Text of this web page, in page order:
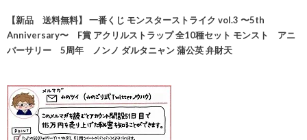
【新品 送料無料】 一番くじ モンスターストライク vol.3 〜5th
Anniversary〜 F賞 アクリルストラップ 全10種セット モンスト アニ
バーサリー 5周年 ノンノ ダルタニャン 蒲公英 弁財天